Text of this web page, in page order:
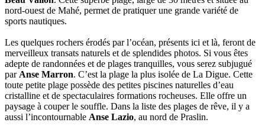
nord-ouest de Mahé, permet de pratiquer une grande variété de
sports nautiques.
Les quelques rochers érodés par l’océan, présents ici et là, feront de
merveilleux transats naturels et de splendides photos. Si vous êtes
adepte de randonnées et de plages tranquilles, vous serez subjugué
par Anse Marron. C’est la plage la plus isolée de La Digue. Cette
toute petite plage possède des petites piscines naturelles d’eau
cristalline et de spectaculaires formations rocheuses. Elle offre un
paysage à couper le souffle. Dans la liste des plages de rêve, il y a
aussi l’incontournable Anse Lazio, au nord de Praslin.